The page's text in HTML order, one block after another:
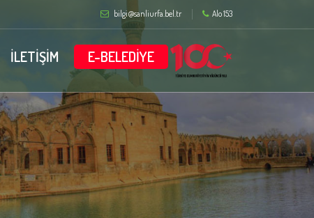
bilgi@sanliurfa.bel.tr Alo 153
İLETİŞİM E-BELEDİYE